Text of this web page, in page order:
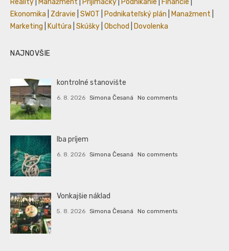
Reality
Manažment Prijímáčky Podnikanie Financie
Ekonomika
Zdravie SWOT Podnikateľský plán Manažment
Marketing
Kultúra Skúšky Obchod Dovolenka
NAJNOVŠIE
kontrolné stanovište
6. 8. 2026 Simona Česaná No comments
Iba príjem
6. 8. 2026 Simona Česaná No comments
Vonkajšie náklad
5. 8. 2026 Simona Česaná No comments